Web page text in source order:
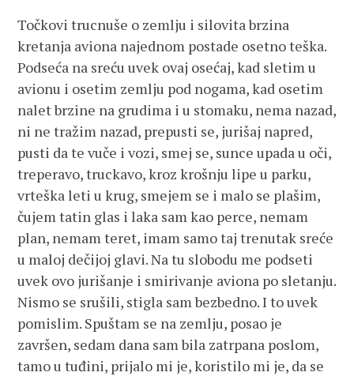
Točkovi trucnuše o zemlju i silovita brzina
kretanja aviona najednom postade osetno teška.
Podseća na sreću uvek ovaj osećaj, kad sletim u
avionu i osetim zemlju pod nogama, kad osetim
nalet brzine na grudima i u stomaku, nema nazad,
ni ne tražim nazad, prepusti se, jurišaj napred,
pusti da te vuče i vozi, smej se, sunce upada u oči,
treperavo, truckavo, kroz krošnju lipe u parku,
vrteška leti u krug, smejem se i malo se plašim,
čujem tatin glas i laka sam kao perce, nemam
plan, nemam teret, imam samo taj trenutak sreće
u maloj dečijoj glavi. Na tu slobodu me podseti
uvek ovo jurišanje i smirivanje aviona po sletanju.
Nismo se srušili, stigla sam bezbedno. I to uvek
pomislim. Spuštam se na zemlju, posao je
završen, sedam dana sam bila zatrpana poslom,
tamo u tuđini, prijalo mi je, koristilo mi je, da se